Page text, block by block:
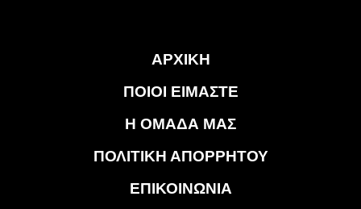
ΑΡΧΙΚΗ
ΠΟΙΟΙ ΕΙΜΑΣΤΕ
Η ΟΜΑΔΑ ΜΑΣ
ΠΟΛΙΤΙΚΗ ΑΠΟΡΡΗΤΟΥ
ΕΠΙΚΟΙΝΩΝΙΑ